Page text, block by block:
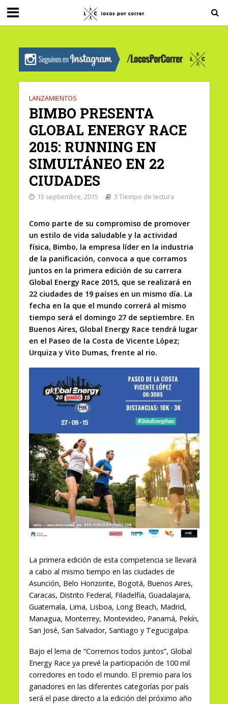
G-0X2PD3RFLV
LANZAMIENTOS
BIMBO PRESENTA
GLOBAL ENERGY RACE
2015: RUNNING EN
SIMULTÁNEO EN 22
CIUDADES
15 septiembre, 2015 3 Tiempo de lectura
Como parte de su compromiso de promover
un estilo de vida saludable y la actividad
física, Bimbo, la empresa líder en la industria
de la panificación, convoca a que corramos
juntos en la primera edición de su carrera
Global Energy Race 2015, que se realizará en
22 ciudades de 19 países en un mismo día. La
fecha en la que el mundo correrá al mismo
tiempo será el domingo 27 de septiembre. En
Buenos Aires, Global Energy Race tendrá lugar
en el Paseo de la Costa de Vicente López;
Urquiza y Vito Dumas, frente al rio.
La primera edición de esta competencia se llevará
a cabo al mismo tiempo en las ciudades de
Asunción, Belo Horizonte, Bogotá, Buenos Aires,
Caracas, Distrito Federal, Filadelfia, Guadalajara,
Guatemala, Lima, Lisboa, Long Beach, Madrid,
Managua, Monterrey, Montevideo, Panamá, Pekín,
San José, San Salvador, Santiago y Tegucigalpa.
Bajo el lema de “Corremos todos juntos”, Global
Energy Race ya prevé la participación de 100 mil
corredores en todo el mundo. El premio para los
ganadores en las diferentes categorías por país
será el pase directo a la edición del próximo año